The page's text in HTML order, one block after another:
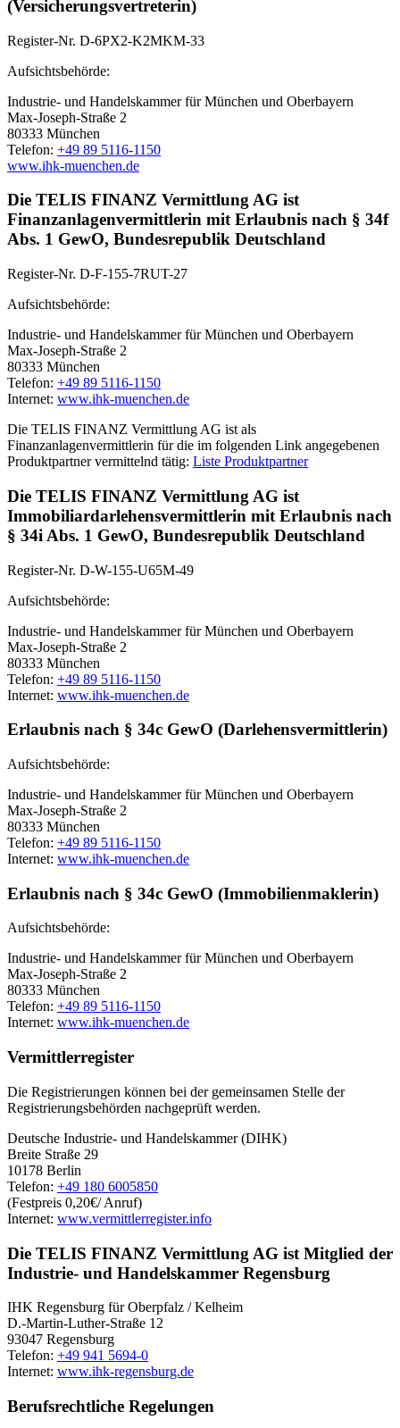
(Versicherungsvertreterin)
Register-Nr. D-6PX2-K2MKM-33
Aufsichtsbehörde:
Industrie- und Handelskammer für München und Oberbayern
Max-Joseph-Straße 2
80333 München
Telefon: +49 89 5116-1150
www.ihk-muenchen.de
Die TELIS FINANZ Vermittlung AG ist
Finanzanlagenvermittlerin mit Erlaubnis nach § 34f
Abs. 1 GewO, Bundesrepublik Deutschland
Register-Nr. D-F-155-7RUT-27
Aufsichtsbehörde:
Industrie- und Handelskammer für München und Oberbayern
Max-Joseph-Straße 2
80333 München
Telefon: +49 89 5116-1150
Internet: www.ihk-muenchen.de
Die TELIS FINANZ Vermittlung AG ist als
Finanzanlagenvermittlerin für die im folgenden Link angegebenen
Produktpartner vermittelnd tätig: Liste Produktpartner
Die TELIS FINANZ Vermittlung AG ist
Immobiliardarlehensvermittlerin mit Erlaubnis nach
§ 34i Abs. 1 GewO, Bundesrepublik Deutschland
Register-Nr. D-W-155-U65M-49
Aufsichtsbehörde:
Industrie- und Handelskammer für München und Oberbayern
Max-Joseph-Straße 2
80333 München
Telefon: +49 89 5116-1150
Internet: www.ihk-muenchen.de
Erlaubnis nach § 34c GewO (Darlehensvermittlerin)
Aufsichtsbehörde:
Industrie- und Handelskammer für München und Oberbayern
Max-Joseph-Straße 2
80333 München
Telefon: +49 89 5116-1150
Internet: www.ihk-muenchen.de
Erlaubnis nach § 34c GewO (Immobilienmaklerin)
Aufsichtsbehörde:
Industrie- und Handelskammer für München und Oberbayern
Max-Joseph-Straße 2
80333 München
Telefon: +49 89 5116-1150
Internet: www.ihk-muenchen.de
Vermittlerregister
Die Registrierungen können bei der gemeinsamen Stelle der
Registrierungsbehörden nachgeprüft werden.
Deutsche Industrie- und Handelskammer (DIHK)
Breite Straße 29
10178 Berlin
Telefon: +49 180 6005850
(Festpreis 0,20€/ Anruf)
Internet: www.vermittlerregister.info
Die TELIS FINANZ Vermittlung AG ist Mitglied der
Industrie- und Handelskammer Regensburg
IHK Regensburg für Oberpfalz / Kelheim
D.-Martin-Luther-Straße 12
93047 Regensburg
Telefon: +49 941 5694-0
Internet: www.ihk-regensburg.de
Berufsrechtliche Regelungen